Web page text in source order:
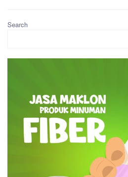
Search